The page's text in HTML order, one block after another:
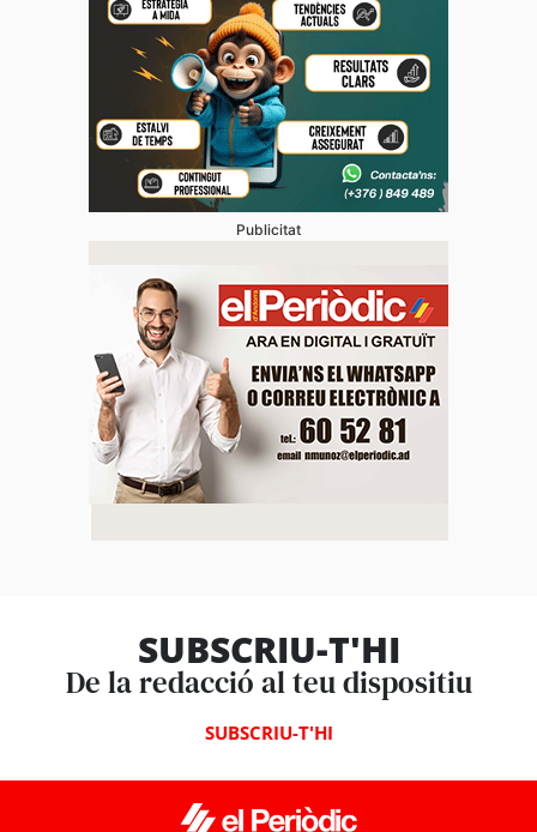
Publicitat
SUBSCRIU-T'HI
De la redacció al teu dispositiu
SUBSCRIU-T'HI